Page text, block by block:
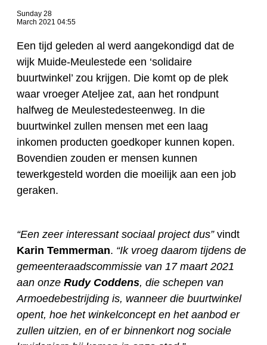
Sunday 28
March 2021 04:55
Een tijd geleden al werd aangekondigd dat de
wijk Muide-Meulestede een ‘solidaire
buurtwinkel’ zou krijgen. Die komt op de plek
waar vroeger Ateljee zat, aan het rondpunt
halfweg de Meulestedesteenweg. In die
buurtwinkel zullen mensen met een laag
inkomen producten goedkoper kunnen kopen.
Bovendien zouden er mensen kunnen
tewerkgesteld worden die moeilijk aan een job
geraken.
“Een zeer interessant sociaal project dus” vindt
Karin Temmerman. “Ik vroeg daarom tijdens de
gemeenteraadscommissie van 17 maart 2021
aan onze Rudy Coddens, die schepen van
Armoedebestrijding is, wanneer die buurtwinkel
opent, hoe het winkelconcept en het aanbod er
zullen uitzien, en of er binnenkort nog sociale